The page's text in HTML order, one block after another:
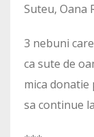
Suteu, Oana
3 nebuni
ca sute de
mica donatie
sa continue